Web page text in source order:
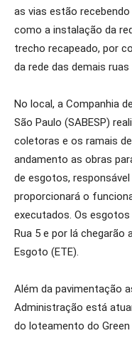
as vias estão
como a instalação da
trecho recapeado, por
da rede das demais
No local, a Companhia
São Paulo (SABESP)
coletoras e os ramais
andamento as obras
de esgotos,
proporcionará o
executados. Os
Rua 5 e por lá
Esgoto (ETE).
Além da pavimentação
Administração está
do loteamento do